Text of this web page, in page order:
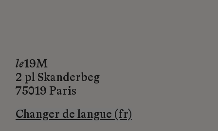
le19M
2 pl Skanderbeg
75019 Paris
Changer de langue (fr)